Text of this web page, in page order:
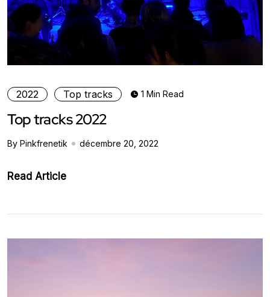
2022 Top tracks 1 Min Read
Top tracks 2022
By Pinkfrenetik décembre 20, 2022
Read Article